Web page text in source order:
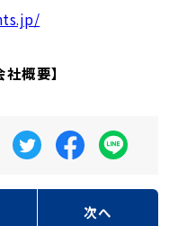
概要】
次へ